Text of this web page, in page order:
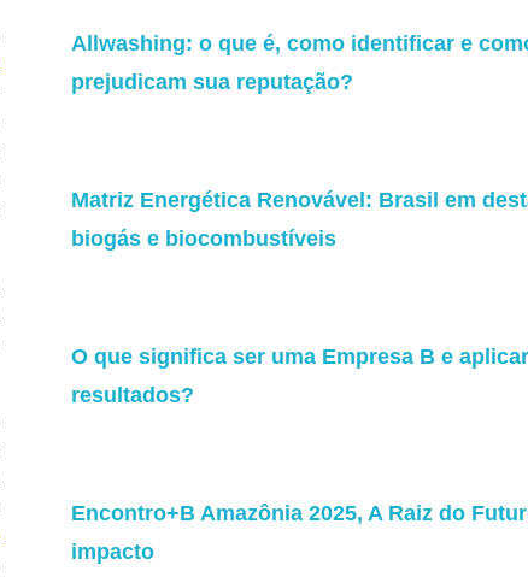
Allwashing: o que é, como identificar e
prejudicam sua reputação?
Matriz Energética Renovável: Brasil em
biogás e biocombustíveis
O que significa ser uma Empresa B e
resultados?
Encontro+B Amazônia 2025, A Raiz do
impacto